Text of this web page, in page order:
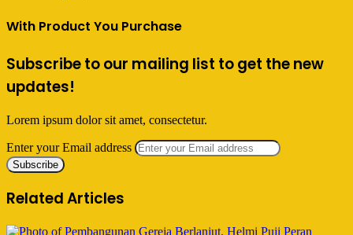
With Product You Purchase
Subscribe to our mailing list to get the new
updates!
Lorem ipsum dolor sit amet, consectetur.
Enter your Email address
Related Articles